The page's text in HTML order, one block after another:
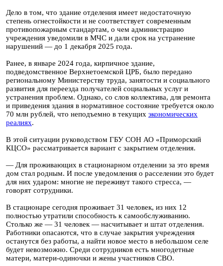
Дело в том, что здание отделения имеет недостаточную
степень огнестойкости и не соответствует современным
противопожарным стандартам, о чем администрацию
учреждения уведомили в МЧС и дали срок на устранение
нарушений — до 1 декабря 2025 года.
Ранее, в январе 2024 года, кирпичное здание,
подведомственное Верхнетоемской ЦРБ, было передано
региональному Министерству труда, занятости и социального
развития для переезда получателей социальных услуг и
устранения проблем. Однако, со слов коллектива, для ремонта
и приведения здания в нормативное состояние требуется около
70 млн рублей, что неподъемно в текущих экономических
реалиях.
В этой ситуации руководством ГБУ СОН АО «Приморский
КЦСО» рассматривается вариант с закрытием отделения.
— Для проживающих в стационарном отделении за это время
дом стал родным. И после уведомления о расселении это будет
для них ударом: многие не переживут такого стресса, —
говорят сотрудники.
В стационаре сегодня проживает 31 человек, из них 12
полностью утратили способность к самообслуживанию.
Столько же — 31 человек — насчитывает и штат отделения.
Работники опасаются, что в случае закрытия учреждения
останутся без работы, а найти новое место в небольшом селе
будет невозможно. Среди сотрудников есть многодетные
матери, матери-одиночки и жены участников СВО.